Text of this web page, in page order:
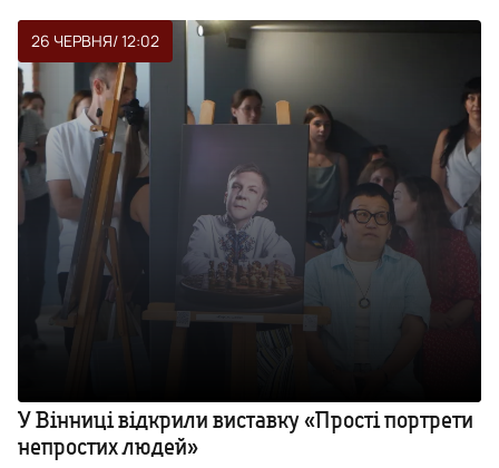
26 ЧЕРВНЯ/ 12:02
У Вінниці відкрили виставку «Прості портрети
непростих людей»